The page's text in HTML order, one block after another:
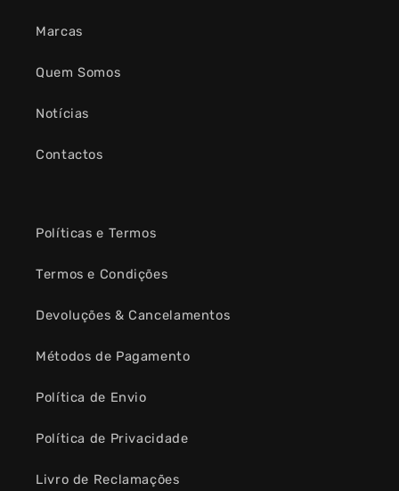
Marcas
Quem Somos
Notícias
Contactos
Políticas e Termos
Termos e Condições
Devoluções & Cancelamentos
Métodos de Pagamento
Política de Envio
Política de Privacidade
Livro de Reclamações